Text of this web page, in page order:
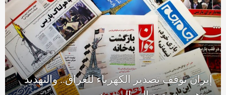
إيران توقف تصدير الكهرباء للعراق.. والتهديد